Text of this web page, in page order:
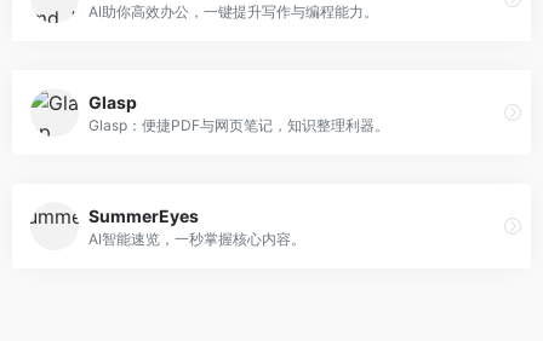
AI助你高效办公，一键提升写作与编程能力。
Glasp
Glasp：便捷PDF与网页笔记，知识整理利器。
SummerEyes
AI智能速览，一秒掌握核心内容。